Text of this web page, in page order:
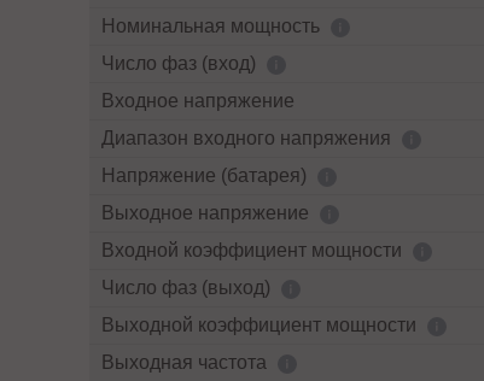
Номинальная мощность
Число фаз (вход)
Входное напряжение
Диапазон входного напряжения
Напряжение (батарея)
Выходное напряжение
Входной коэффициент мощности
Число фаз (выход)
Выходной коэффициент мощности
Выходная частота